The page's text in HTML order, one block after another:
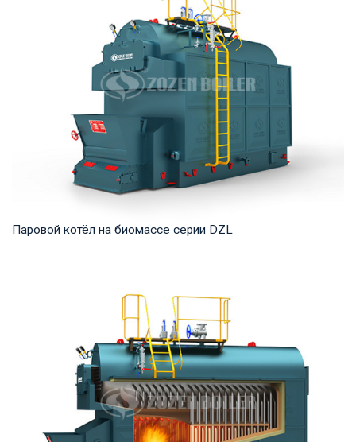
Паровой котёл на биомассе серии DZL
продукта: 2 – 20 т/ч Температура на выходе...